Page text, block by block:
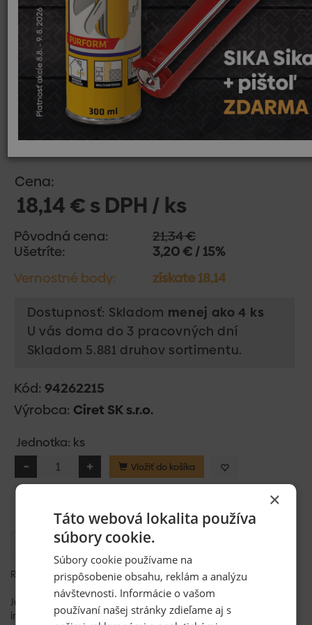
Cena:
18,14 € s DPH / ks
Pôvodná cena:
21,34 €
Ušetríte:
3,20 € / 15%
Vernostné body:
získate 18,14
Dostupnosť: Skladom menej ako 4 ks
U vás doma do 3 pracovných dní
Skladom 5.881 druhov sortimentu.
Kód: 94262215
Výrobca: Ciret SK s.r.o.
Jednotka: ks
Vložiť do košíka
Rúno krycie savé 180g/m2 1x10 m
Jednoduché riešenie, ktoré ochráni parketové, laminátové a
iné podlahy pred poškodením či zašpinením.
×
Táto webová lokalita používa
súbory cookie.
Súbory cookie používame na
prispôsobenie obsahu, reklám a analýzu
návštevnosti. Informácie o vašom
používaní našej stránky zdieľame aj s